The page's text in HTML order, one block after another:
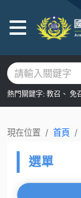
熱門關鍵字: 教召、 免
現在位置 首頁
選單